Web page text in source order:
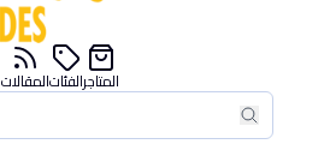
بحث
بحث
المتاجرالفئاتالمقالات